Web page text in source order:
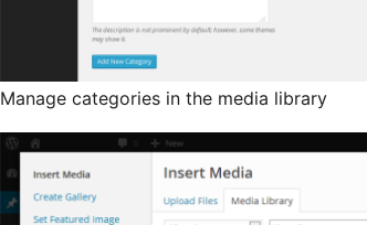
Manage categories in the media library